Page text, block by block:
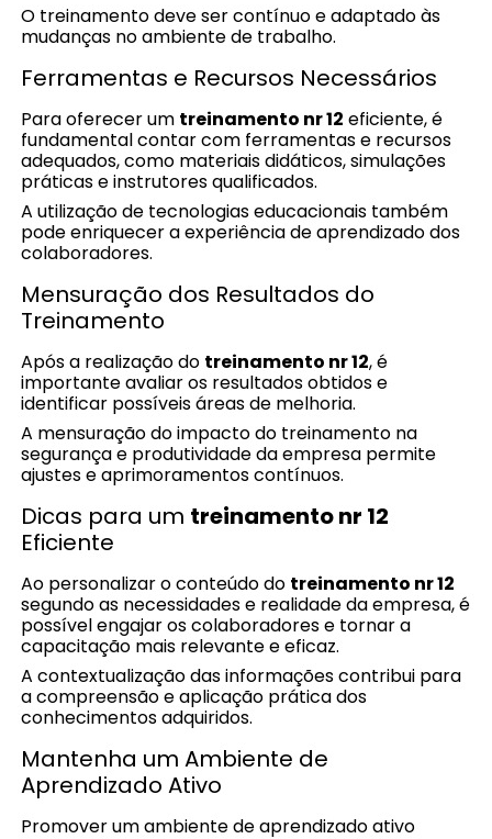
O treinamento deve ser contínuo e adaptado às
mudanças no ambiente de trabalho.
Ferramentas e Recursos Necessários
Para oferecer um treinamento nr 12 eficiente, é
fundamental contar com ferramentas e recursos
adequados, como materiais didáticos, simulações
práticas e instrutores qualificados.
A utilização de tecnologias educacionais também
pode enriquecer a experiência de aprendizado dos
colaboradores.
Mensuração dos Resultados do
Treinamento
Após a realização do treinamento nr 12, é
importante avaliar os resultados obtidos e
identificar possíveis áreas de melhoria.
A mensuração do impacto do treinamento na
segurança e produtividade da empresa permite
ajustes e aprimoramentos contínuos.
Dicas para um treinamento nr 12
Eficiente
Ao personalizar o conteúdo do treinamento nr 12
segundo as necessidades e realidade da empresa, é
possível engajar os colaboradores e tornar a
capacitação mais relevante e eficaz.
A contextualização das informações contribui para
a compreensão e aplicação prática dos
conhecimentos adquiridos.
Mantenha um Ambiente de
Aprendizado Ativo
Promover um ambiente de aprendizado ativo